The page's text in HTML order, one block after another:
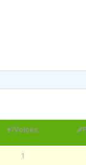
Voices
1